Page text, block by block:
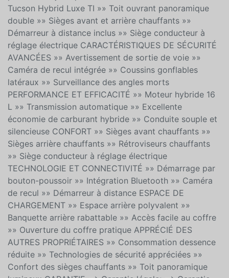
pour vos trajets quotidiens. CARACTÉRISTIQUES DU
Tucson Hybrid Luxe TI »» Toit ouvrant panoramique
double »» Sièges avant et arrière chauffants »»
Démarreur à distance inclus »» Siège conducteur à
réglage électrique CARACTÉRISTIQUES DE SÉCURITÉ
AVANCÉES »» Avertissement de sortie de voie »»
Caméra de recul intégrée »» Coussins gonflables
latéraux »» Surveillance des angles morts
PERFORMANCE ET EFFICACITÉ »» Moteur hybride 16
L »» Transmission automatique »» Excellente
économie de carburant hybride »» Conduite souple et
silencieuse CONFORT »» Sièges avant chauffants »»
Sièges arrière chauffants »» Rétroviseurs chauffants
»» Siège conducteur à réglage électrique
TECHNOLOGIE ET CONNECTIVITÉ »» Démarrage par
bouton-poussoir »» Intégration Bluetooth »» Caméra
de recul »» Démarreur à distance ESPACE DE
CHARGEMENT »» Espace arrière polyvalent »»
Banquette arrière rabattable »» Accès facile au coffre
»» Ouverture du coffre pratique APPRÉCIÉ DES
AUTRES PROPRIÉTAIRES »» Consommation dessence
réduite »» Technologies de sécurité appréciées »»